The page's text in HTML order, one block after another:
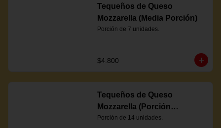
Tequeños de Queso
Mozzarella (Media Porción)
Porción de 7 unidades.
$4.800
Tequeños de Queso
Mozzarella (Porción
Completa)
Porción de 14 unidades.